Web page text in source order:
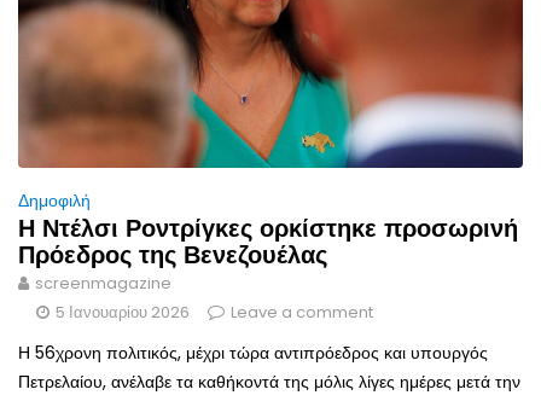
Δημοφιλή
Η Ντέλσι Ροντρίγκες ορκίστηκε προσωρινή
Πρόεδρος της Βενεζουέλας
screenmagazine
5 Ιανουαρίου 2026
Leave a comment
Η 56χρονη πολιτικός, μέχρι τώρα αντιπρόεδρος και υπουργός
Πετρελαίου, ανέλαβε τα καθήκοντά της μόλις λίγες ημέρες μετά την